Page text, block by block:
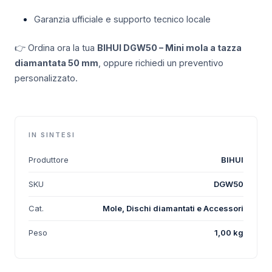
Garanzia ufficiale e supporto tecnico locale
👉 Ordina ora la tua BIHUI DGW50 – Mini mola a tazza
diamantata 50 mm , oppure richiedi un preventivo
personalizzato.
IN SINTESI
Produttore BIHUI
SKU DGW50
Cat. Mole, Dischi diamantati e Accessori
Peso 1,00 kg